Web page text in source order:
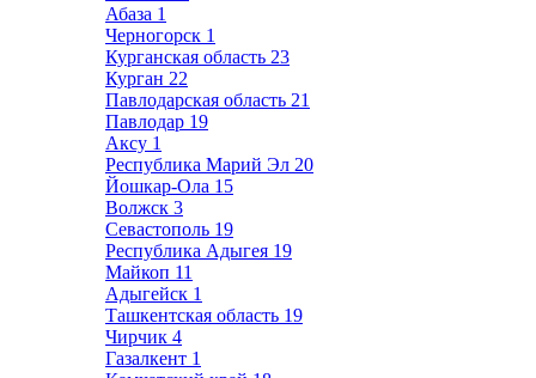
Абаза 1
Черногорск 1
Курганская область 23
Курган 22
Павлодарская область 21
Павлодар 19
Аксу 1
Республика Марий Эл 20
Йошкар-Ола 15
Волжск 3
Севастополь 19
Республика Адыгея 19
Майкоп 11
Адыгейск 1
Ташкентская область 19
Чирчик 4
Газалкент 1